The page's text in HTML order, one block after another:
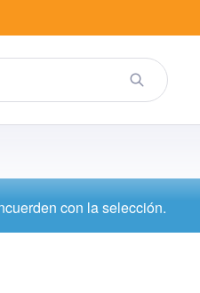
con la selección.